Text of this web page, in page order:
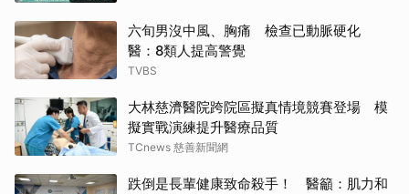
六旬男沒中風、胸痛 檢查已動脈硬化
醫：8類人提高警覺
TVBS
大林慈濟醫院跨院區擬真情境競賽登場 模
擬實戰演練提升醫療品質
TCnews 慈善新聞網
跌倒是長輩健康致命殺手！ 醫籲：肌力和